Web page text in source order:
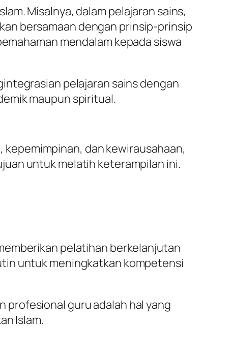
Misalnya, dalam pelajaran sains,
bersamaan dengan prinsip-prinsip
mendalam kepada siswa
pelajaran sains dengan
maupun spiritual.
dan kewirausahaan,
untuk melatih keterampilan ini.
pelatihan berkelanjutan
untuk meningkatkan kompetensi
profesional guru adalah hal yang
Islam.